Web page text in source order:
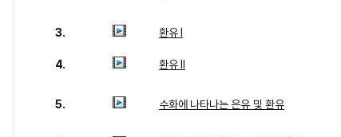
3. 환유 I
4. 환유 II
5. 수화에 나타나는 은유 및 환유